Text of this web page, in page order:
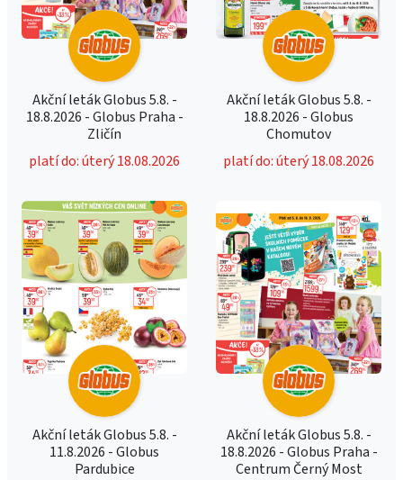
Akční leták Globus 5.8. -
18.8.2026 - Globus Praha -
Zličín
platí do: úterý 18.08.2026
Akční leták Globus 5.8. -
18.8.2026 - Globus
Chomutov
platí do: úterý 18.08.2026
Akční leták Globus 5.8. -
11.8.2026 - Globus
Pardubice
Akční leták Globus 5.8. -
18.8.2026 - Globus Praha -
Centrum Černý Most